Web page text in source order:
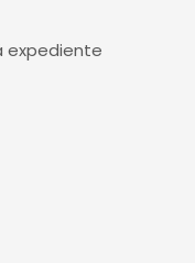
expediente